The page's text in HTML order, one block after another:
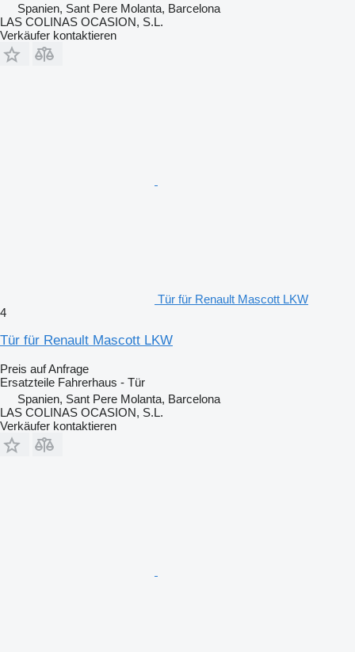
Spanien, Sant Pere Molanta, Barcelona
LAS COLINAS OCASION, S.L.
Verkäufer kontaktieren
Tür für Renault Mascott LKW
4
Tür für Renault Mascott LKW
Preis auf Anfrage
Ersatzteile Fahrerhaus - Tür
Spanien, Sant Pere Molanta, Barcelona
LAS COLINAS OCASION, S.L.
Verkäufer kontaktieren